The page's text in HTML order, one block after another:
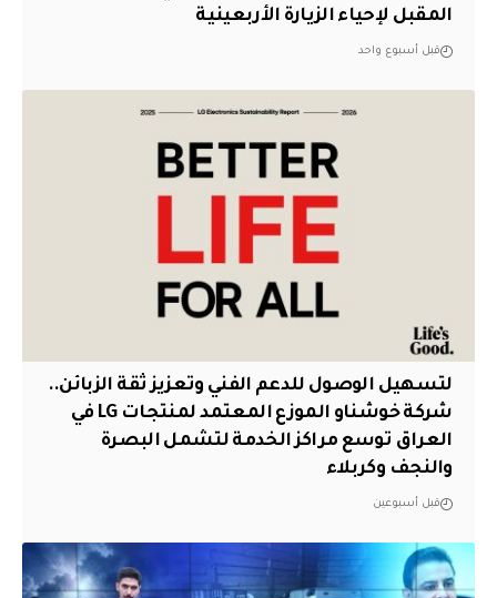
المقبل لإحياء الزيارة الأربعينية
قبل أسبوع واحد
لتسهيل الوصول للدعم الفني وتعزيز ثقة الزبائن..
شركة خوشناو الموزع المعتمد لمنتجات LG في
العراق توسع مراكز الخدمة لتشمل البصرة
والنجف وكربلاء
قبل أسبوعين